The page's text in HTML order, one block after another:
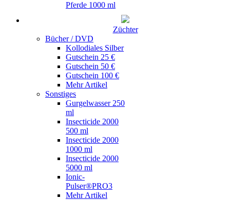
Pferde 1000 ml
Züchter
Bücher / DVD
Kollodiales Silber
Gutschein 25 €
Gutschein 50 €
Gutschein 100 €
Mehr Artikel
Sonstiges
Gurgelwasser 250
ml
Insecticide 2000
500 ml
Insecticide 2000
1000 ml
Insecticide 2000
5000 ml
Ionic-
Pulser®PRO3
Mehr Artikel